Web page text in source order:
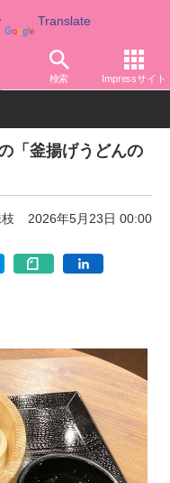
Translate
検索 Impressサイト
「釜揚げうどんの
2026年5月23日 00:00